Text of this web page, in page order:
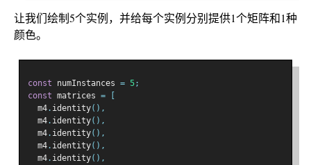
让我们绘制5个实例，并给每个实例分别提供1个矩阵和1种
颜色。
const numInstances = 5;
const matrices =
  m4
. identity(),
  m4
. identity(),
  m4
. identity(),
  m4
. identity(),
  m4
. identity(),